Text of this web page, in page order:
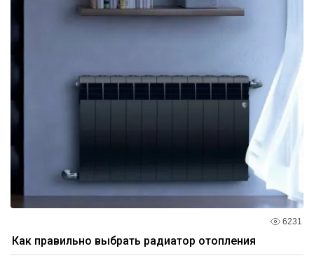
6231
Как правильно выбрать радиатор отопления